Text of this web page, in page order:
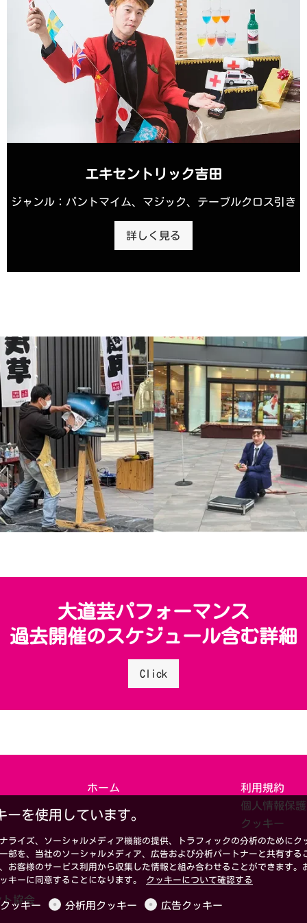
エキセントリック吉田
ジャンル：パントマイム、マジック、テーブルクロス引き
詳しく見る
大道芸パフォーマンス
過去開催のスケジュール含む詳細
Click
協会
ホーム
利用規約
個人情報保
クッキー
を使用しています。
ライズ、ソーシャルメディア機能の提供、トラフィックの分析のためにク
部を、当社のソーシャルメディア、広告および分析パートナーと共有する
お客様のサービス利用から収集した情報と組み合わせることができます。
キーに同意することになります。 クッキーについて確認する
ッキー 分析用クッキー 広告クッキー